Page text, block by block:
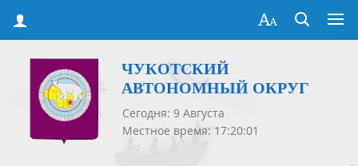
ЧУКОТСКИЙ
АВТОНОМНЫЙ ОКРУГ
Сегодня: 9 Августа
Местное время: 17:20:01